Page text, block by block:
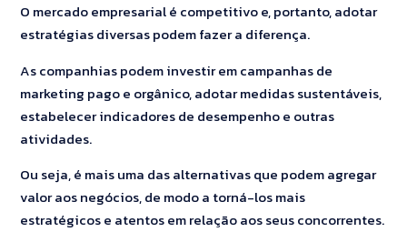
O mercado empresarial é competitivo e, portanto, adotar
estratégias diversas podem fazer a diferença.
As companhias podem investir em campanhas de
marketing pago e orgânico, adotar medidas sustentáveis,
estabelecer indicadores de desempenho e outras
atividades.
Ou seja, é mais uma das alternativas que podem agregar
valor aos negócios, de modo a torná-los mais
estratégicos e atentos em relação aos seus concorrentes.